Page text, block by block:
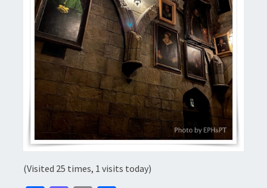
(Visited 25 times, 1 visits today)